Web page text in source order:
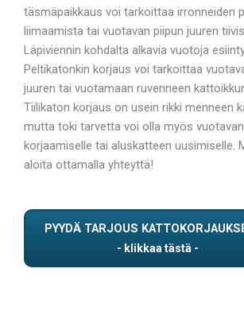
täsmäpaikkaus voi tarkoittaa irronneiden
liimaamista tai vuotavan piipun juuren
Läpiviennin kohdalta alkavia vuotoja
Peltikatonkin korjaus voi tarkoittaa
juuren tai vuotamaan ruvenneen
Tiilikaton korjaus on usein rikki menneen
mutta toki tarvetta voi olla myös
korjaamiselle tai aluskatteen uusimiselle.
aloita ottamalla yhteyttä!
PYYDÄ TARJOUS